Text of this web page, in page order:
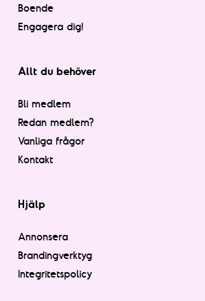
Boende
Engagera dig!
Allt du behöver
Bli medlem
Redan medlem?
Vanliga frågor
Kontakt
Hjälp
Annonsera
Brandingverktyg
Integritetspolicy